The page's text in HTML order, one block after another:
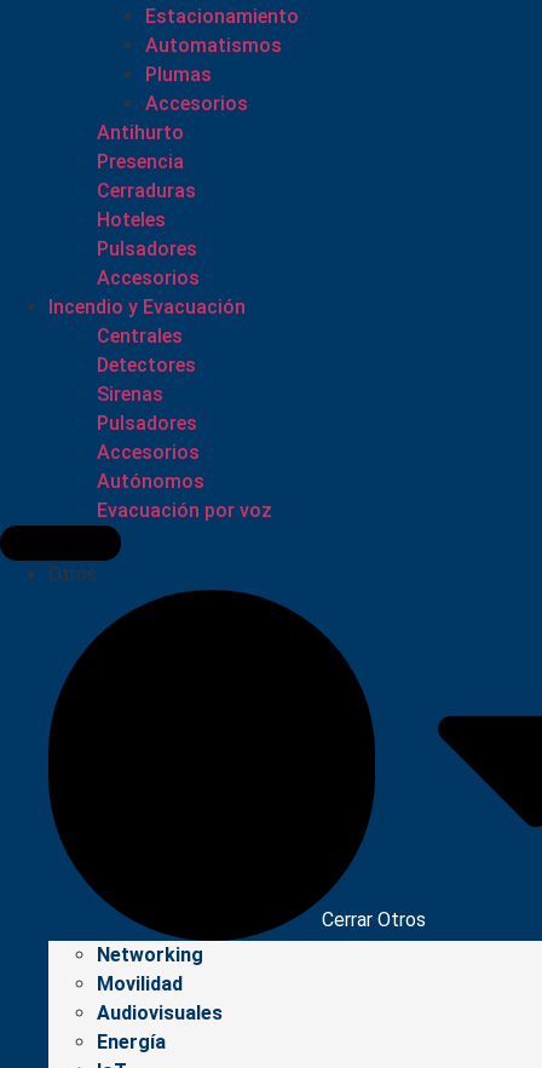
Estacionamiento
Automatismos
Plumas
Accesorios
Antihurto
Presencia
Cerraduras
Hoteles
Pulsadores
Accesorios
Incendio y Evacuación
Centrales
Detectores
Sirenas
Pulsadores
Accesorios
Autónomos
Evacuación por voz
Otros
Cerrar Otros
Networking
Movilidad
Audiovisuales
Energía